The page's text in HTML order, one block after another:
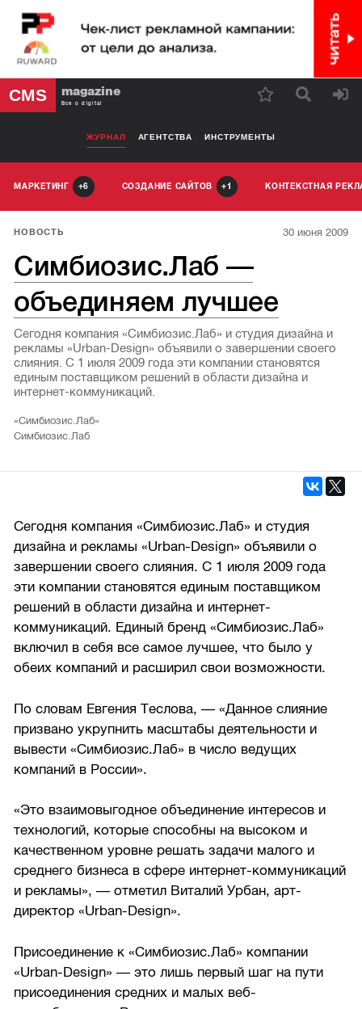
CMS magazine
Все о digital
ЖУРНАЛ АГЕНТСТВА ИНСТРУМЕНТЫ
МАРКЕТИНГ 6 СОЗДАНИЕ САЙТОВ 1 КОНТЕКСТНАЯ
НОВОСТЬ 30 июня 2009
Симбиозис.Лаб —
объединяем лучшее
Сегодня компания «Симбиозис.Лаб» и студия дизайна и
рекламы «Urban-Design» объявили о завершении своего
слияния. С 1 июля 2009 года эти компании становятся
единым поставщиком решений в области дизайна и
интернет-коммуникаций.
«Симбиозис.Лаб»
Симбиозис.Лаб
Сегодня компания «Симбиозис.Лаб» и студия
дизайна и рекламы «Urban-Design» объявили о
завершении своего слияния. С 1 июля 2009 года
эти компании становятся единым поставщиком
решений в области дизайна и интернет-
коммуникаций. Единый бренд «Симбиозис.Лаб»
включил в себя все самое лучшее, что было у
обеих компаний и расширил свои возможности.
По словам Евгения Теслова, — «Данное слияние
призвано укрупнить масштабы деятельности и
вывести «Симбиозис.Лаб» в число ведущих
компаний в России».
«Это взаимовыгодное объединение интересов и
технологий, которые способны на высоком и
качественном уровне решать задачи малого и
среднего бизнеса в сфере интернет-коммуникаций
и рекламы», — отметил Виталий Урбан, арт-
директор «Urban-Design».
Присоединение к «Симбиозис.Лаб» компании
«Urban-Design» — это лишь первый шаг на пути
присоединения средних и малых веб-